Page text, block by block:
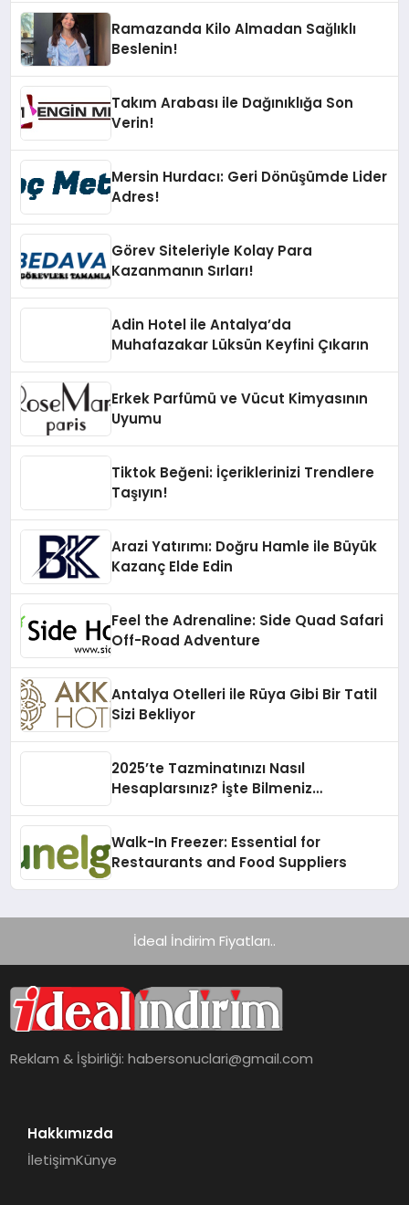
Ramazanda Kilo Almadan Sağlıklı
Beslenin!
Takım Arabası ile Dağınıklığa Son
Verin!
Mersin Hurdacı: Geri Dönüşümde Lider
Adres!
Görev Siteleriyle Kolay Para
Kazanmanın Sırları!
Adin Hotel ile Antalya’da
Muhafazakar Lüksün Keyfini Çıkarın
Erkek Parfümü ve Vücut Kimyasının
Uyumu
Tiktok Beğeni: İçeriklerinizi Trendlere
Taşıyın!
Arazi Yatırımı: Doğru Hamle ile Büyük
Kazanç Elde Edin
Feel the Adrenaline: Side Quad Safari
Off-Road Adventure
Antalya Otelleri ile Rüya Gibi Bir Tatil
Sizi Bekliyor
2025’te Tazminatınızı Nasıl
Hesaplarsınız? İşte Bilmeniz
Walk-In Freezer: Essential for
Restaurants and Food Suppliers
İdeal İndirim Fiyatları..
Reklam & İşbirliği:habersonuclari@gmail.com
Hakkımızda
İletişimKünye